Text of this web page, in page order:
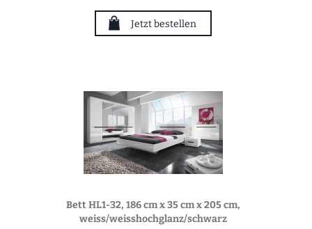
Jetzt bestellen
Bett HL1-32, 186 cm x 35 cm x 205 cm,
weiss/weisshochglanz/schwarz